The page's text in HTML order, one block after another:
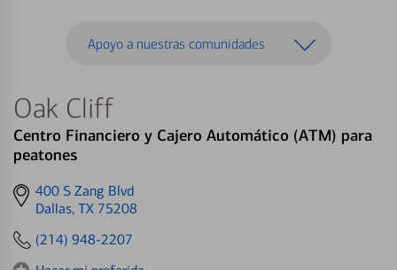
Apoyo a nuestras comunidades
Oak Cliff
Centro Financiero y Cajero Automático (ATM) para
peatones
Get
directions
400 S Zang Blvd
Dallas, TX 75208
(214) 948-2207